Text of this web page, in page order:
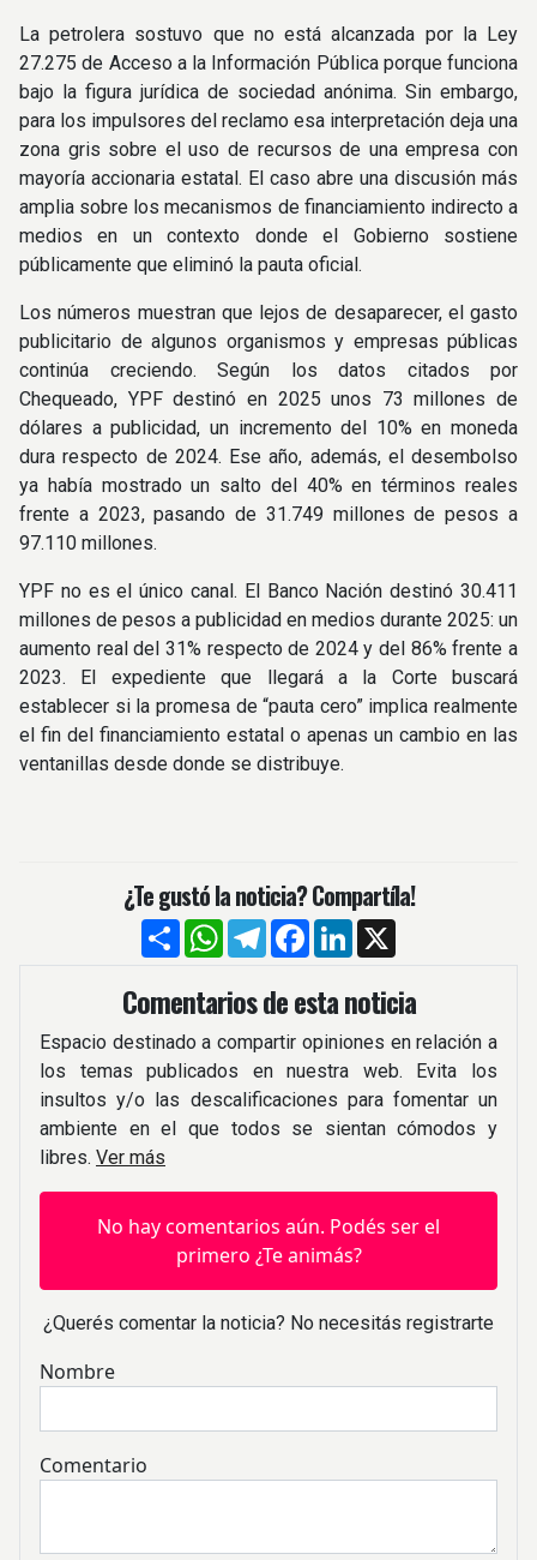
La petrolera sostuvo que no está alcanzada por la Ley
27.275 de Acceso a la Información Pública porque funciona
bajo la figura jurídica de sociedad anónima. Sin embargo,
para los impulsores del reclamo esa interpretación deja una
zona gris sobre el uso de recursos de una empresa con
mayoría accionaria estatal. El caso abre una discusión más
amplia sobre los mecanismos de financiamiento indirecto a
medios en un contexto donde el Gobierno sostiene
públicamente que eliminó la pauta oficial.
Los números muestran que lejos de desaparecer, el gasto
publicitario de algunos organismos y empresas públicas
continúa creciendo. Según los datos citados por
Chequeado, YPF destinó en 2025 unos 73 millones de
dólares a publicidad, un incremento del 10% en moneda
dura respecto de 2024. Ese año, además, el desembolso
ya había mostrado un salto del 40% en términos reales
frente a 2023, pasando de 31.749 millones de pesos a
97.110 millones.
YPF no es el único canal. El Banco Nación destinó 30.411
millones de pesos a publicidad en medios durante 2025: un
aumento real del 31% respecto de 2024 y del 86% frente a
2023. El expediente que llegará a la Corte buscará
establecer si la promesa de “pauta cero” implica realmente
el fin del financiamiento estatal o apenas un cambio en las
ventanillas desde donde se distribuye.
¿Te gustó la noticia? Compartíla!
CompartirWhatsApp
TelegramFacebook
LinkedIn
Comentarios de esta noticia
Espacio destinado a compartir opiniones en relación a
los temas publicados en nuestra web. Evita los
insultos y/o las descalificaciones para fomentar un
ambiente en el que todos se sientan cómodos y
libres. Ver más
No hay comentarios aún. Podés ser el
primero ¿Te animás?
¿Querés comentar la noticia? No necesitás registrarte
Nombre
Comentario